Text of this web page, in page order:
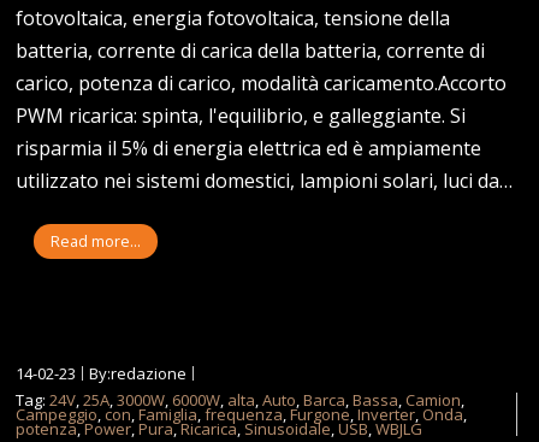
fotovoltaica, energia fotovoltaica, tensione della
batteria, corrente di carica della batteria, corrente di
carico, potenza di carico, modalità caricamento.Accorto
PWM ricarica: spinta, l'equilibrio, e galleggiante. Si
risparmia il 5% di energia elettrica ed è ampiamente
utilizzato nei sistemi domestici, lampioni solari, luci da…
Read more...
14-02-23
By:redazione
Tag:24V,25A,3000W, 6000W, alta,Auto,Barca,Bassa, Camion,
Campeggio, con,Famiglia,frequenza,Furgone,Inverter, Onda,
potenza,Power,Pura,Ricarica, Sinusoidale,USB,WBJLG